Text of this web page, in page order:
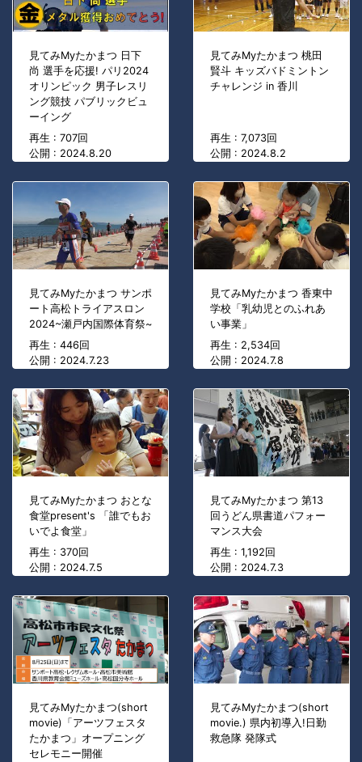
見てみMyたかまつ 日下
尚 選手を応援! パリ2024
オリンピック 男子レスリ
ング競技 パブリックビュ
ーイング
再生 : 707回
公開 : 2024.8.20
見てみMyたかまつ 桃田
賢斗 キッズバドミントン
チャレンジ in 香川
再生 : 7,073回
公開 : 2024.8.2
見てみMyたかまつ サンポ
ート高松トライアスロン
2024~瀬戸内国際体育祭~
再生 : 446回
公開 : 2024.7.23
見てみMyたかまつ 香東中
学校「乳幼児とのふれあ
い事業」
再生 : 2,534回
公開 : 2024.7.8
見てみMyたかまつ おとな
食堂present's 「誰でもお
いでよ食堂」
再生 : 370回
公開 : 2024.7.5
見てみMyたかまつ 第13
回うどん県書道パフォー
マンス大会
再生 : 1,192回
公開 : 2024.7.3
見てみMyたかまつ(short
movie)「アーツフェスタ
たかまつ」オープニング
セレモニー開催
見てみMyたかまつ(short
movie.) 県内初導入!日勤
救急隊 発隊式